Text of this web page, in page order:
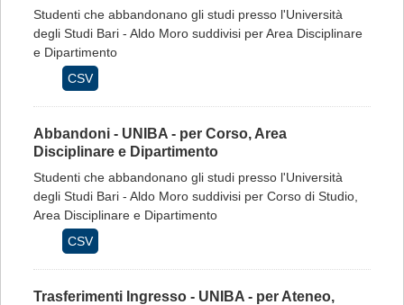
Studenti che abbandonano gli studi presso l'Università
degli Studi Bari - Aldo Moro suddivisi per Area Disciplinare
e Dipartimento
CSV
Abbandoni - UNIBA - per Corso, Area
Disciplinare e Dipartimento
Studenti che abbandonano gli studi presso l'Università
degli Studi Bari - Aldo Moro suddivisi per Corso di Studio,
Area Disciplinare e Dipartimento
CSV
Trasferimenti Ingresso - UNIBA - per Ateneo,